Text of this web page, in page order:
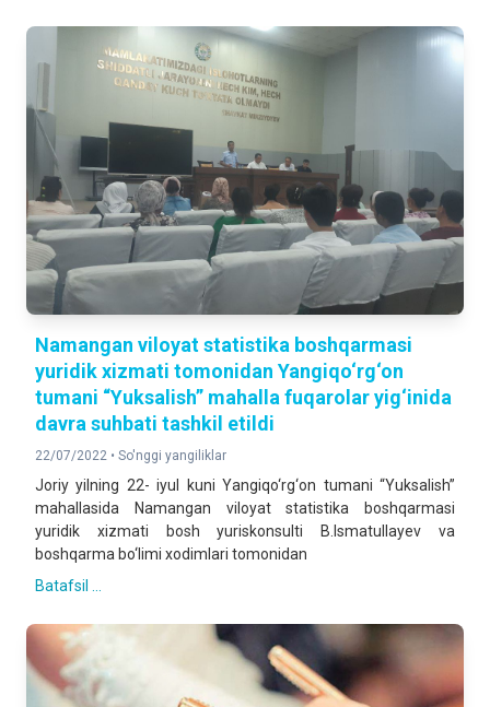
Namangan viloyat statistika boshqarmasi
yuridik xizmati tomonidan Yangiqo‘rg‘on
tumani “Yuksalish” mahalla fuqarolar yig‘inida
davra suhbati tashkil etildi
22/07/2022 • So'nggi yangiliklar
Joriy yilning 22- iyul kuni Yangiqo‘rg‘on tumani “Yuksalish”
mahallasida Namangan viloyat statistika boshqarmasi
yuridik xizmati bosh yuriskonsulti B.Ismatullayev va
boshqarma bo‘limi xodimlari tomonidan
Batafsil ...